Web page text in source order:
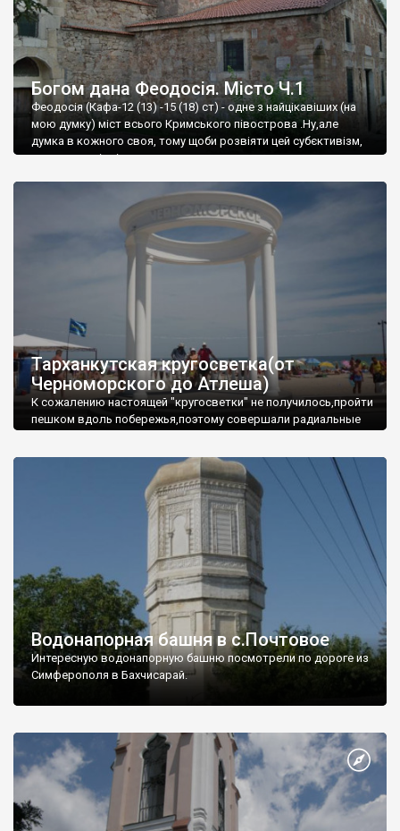
Богом дана Феодосія. Місто Ч.1
Феодосія (Кафа-12 (13) -15 (18) ст) - одне з найцікавіших (на
мою думку) міст всього Кримського півострова .Ну,але
думка в кожного своя, тому щоби розвіяти цей субєктивізм,
запрошую відвідати це
Тарханкутская кругосветка(от
Черноморского до Атлеша)
К сожалению настоящей "кругосветки" не получилось,пройти
пешком вдоль побережья,поэтому совершали радиальные
Водонапорная башня в с.Почтовое
Интересную водонапорную башню посмотрели по дороге из
Симферополя в Бахчисарай.